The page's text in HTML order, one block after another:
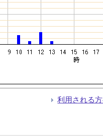
利用される